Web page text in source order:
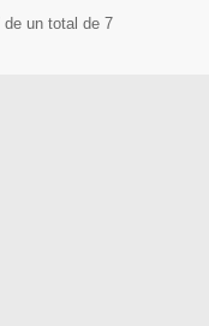
un total de 7